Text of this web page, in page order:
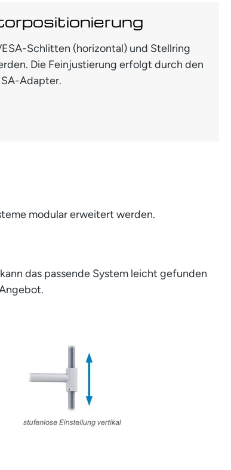
Schlitten (horizontal) und Stellring
Die Feinjustierung erfolgt durch den
Adapter.
modular erweitert werden.
das passende System leicht gefunden